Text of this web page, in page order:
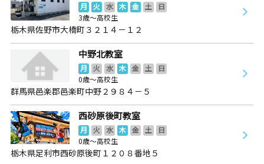
月 火 水 木 金 土
日
3歳～高校生
栃木県佐野市大橋町３２１４－１２
中野北教室
月 火 水 木 金 土
日
0歳～高校生
群馬県邑楽郡邑楽町中野２９８４－５
西砂原後町教室
月 火 水 木 金 土
日
0歳～高校生
栃木県足利市西砂原後町１２０８番地５